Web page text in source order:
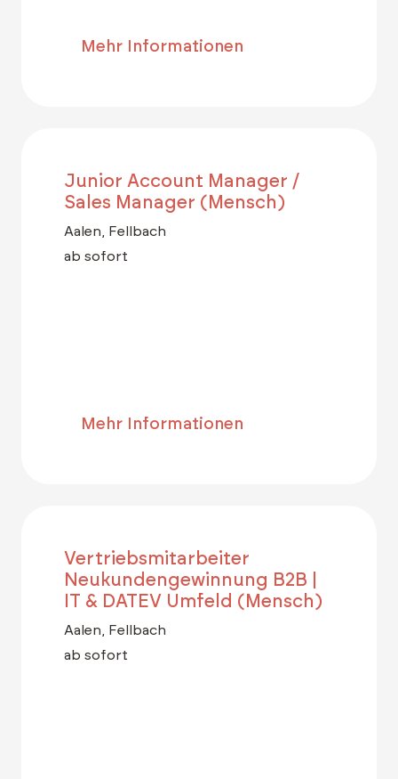
Mehr Informationen
Junior Account Manager /
Sales Manager (Mensch)
Aalen, Fellbach
ab sofort
Mehr Informationen
Vertriebsmitarbeiter
Neukundengewinnung B2B |
IT & DATEV Umfeld (Mensch)
Aalen, Fellbach
ab sofort